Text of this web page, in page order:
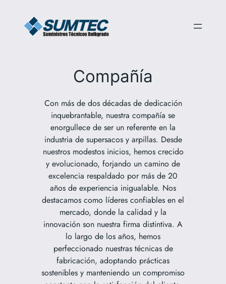
contenido
Compañía
Con más de dos décadas de dedicación
inquebrantable, nuestra compañía se
enorgullece de ser un referente en la
industria de supersacos y arpillas. Desde
nuestros modestos inicios, hemos crecido
y evolucionado, forjando un camino de
excelencia respaldado por más de 20
años de experiencia inigualable. Nos
destacamos como líderes confiables en el
mercado, donde la calidad y la
innovación son nuestra firma distintiva. A
lo largo de los años, hemos
perfeccionado nuestras técnicas de
fabricación, adoptando prácticas
sostenibles y manteniendo un compromiso